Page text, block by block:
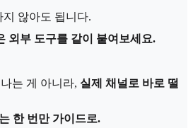
않아도 됩니다.
외부 도구를 같이 붙여보세요.
는 게 아니라, 실제 채널로 바로 떨
한 번만 가이드로.